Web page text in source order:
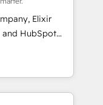
on with clear
values; Joy, Grit,
its clientele, and
Elixir
and HubSpot
mid-market
in the
time